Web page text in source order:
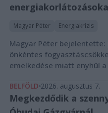
Magyar Péter Energiakrízis
Magyar Péter
önkéntes
emelkedése miatt enyhül a
BELFÖLD 2026. augusztus 7.
Megkezdődik a